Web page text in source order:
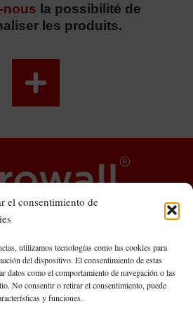
el consentimiento de
utilizamos tecnologías como las cookies para
del dispositivo. El consentimiento de estas
datos como el comportamiento de navegación o las
No consentir o retirar el consentimiento, puede
y funciones.
nous la possibilité de
les produits.
Central Offices